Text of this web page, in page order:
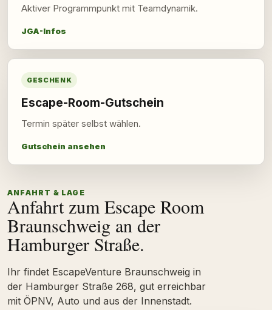
Aktiver Programmpunkt mit Teamdynamik.
JGA-Infos
GESCHENK
Escape-Room-Gutschein
Termin später selbst wählen.
Gutschein ansehen
ANFAHRT & LAGE
Anfahrt zum Escape Room
Braunschweig an der
Hamburger Straße.
Ihr findet EscapeVenture Braunschweig in
der Hamburger Straße 268, gut erreichbar
mit ÖPNV, Auto und aus der Innenstadt.